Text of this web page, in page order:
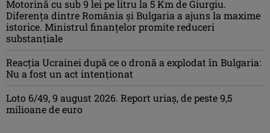
Motorină cu sub 9 lei pe litru la 5 Km de Giurgiu.
Diferența dintre România și Bulgaria a ajuns la maxime
istorice. Ministrul finanțelor promite reduceri
substanțiale
Reacția Ucrainei după ce o dronă a explodat în Bulgaria:
Nu a fost un act intenționat
Loto 6/49, 9 august 2026. Report uriaș, de peste 9,5
milioane de euro